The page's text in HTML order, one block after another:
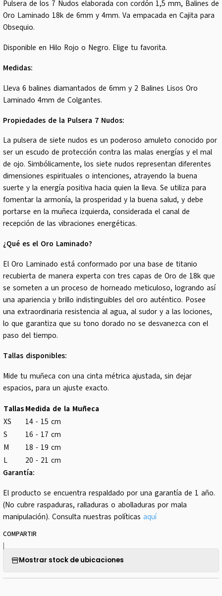
Pulsera de los 7 Nudos elaborada con cordón 1,5 mm, Balines de
Oro Laminado 18k de 6mm y 4mm. Va empacada en Cajita para
Obsequio.
Disponible en Hilo Rojo o Negro. Elige tu favorita.
Medidas:
Lleva 6 balines diamantados de 6mm y 2 Balines Lisos Oro
Laminado 4mm de Colgantes.
Propiedades de la Pulsera 7 Nudos:
La pulsera de siete nudos es un poderoso amuleto conocido por
ser un escudo de protección contra las malas energías y el mal
de ojo. Simbólicamente, los siete nudos representan diferentes
dimensiones espirituales o intenciones, atrayendo la buena
suerte y la energía positiva hacia quien la lleva. Se utiliza para
fomentar la armonía, la prosperidad y la buena salud, y debe
portarse en la muñeca izquierda, considerada el canal de
recepción de las vibraciones energéticas.
¿Qué es el Oro Laminado?
El Oro Laminado está conformado por una base de titanio
recubierta de manera experta con tres capas de Oro de 18k que
se someten a un proceso de horneado meticuloso, logrando así
una apariencia y brillo indistinguibles del oro auténtico. Posee
una extraordinaria resistencia al agua, al sudor y a las lociones,
lo que garantiza que su tono dorado no se desvanezca con el
paso del tiempo.
Tallas disponibles:
Mide tu muñeca con una cinta métrica ajustada, sin dejar
espacios, para un ajuste exacto.
Tallas Medida de la Muñeca
XS
14 - 15 cm
S
16 - 17 cm
M
18 - 19 cm
L
20 - 21 cm
Garantía:
El producto se encuentra respaldado por una garantía de 1 año.
(No cubre raspaduras, ralladuras o abolladuras por mala
manipulación). Consulta nuestras políticas aquí
COMPARTIR
|
Mostrar stock de ubicaciones